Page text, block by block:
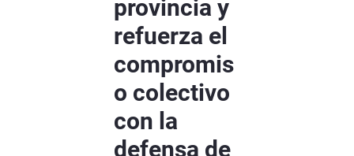
provincia y
refuerza el
compromis
o colectivo
con la
defensa de